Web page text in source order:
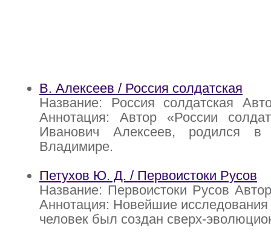
В. Алексеев / Россия солдатская
Название: Россия солдатская
Аннотация: Автор «России
Иванович Алексеев, родился
Владимире.
Петухов Ю. Д. / Первоистоки Русов
Название: Первоистоки Русов
Аннотация: Новейшие исследования
человек был создан сверх-